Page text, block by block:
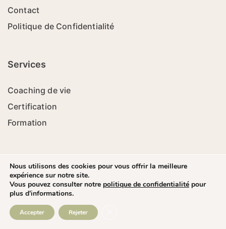
Contact
Politique de Confidentialité
Services
Coaching de vie
Certification
Formation
Ecol'Coach - 2023 - Tous Droits Réservés - Site réalisé par
Laurent
Nous utilisons des cookies pour vous offrir la meilleure
expérience sur notre site.
Vous pouvez consulter notre politique de confidentialité pour
plus d'informations.
Accepter Rejeter